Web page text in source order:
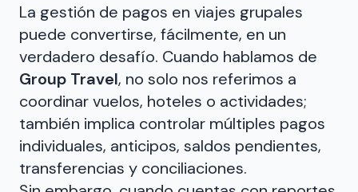
La gestión de pagos en viajes grupales
puede convertirse, fácilmente, en un
verdadero desafío. Cuando hablamos de
Group Travel, no solo nos referimos a
coordinar vuelos, hoteles o actividades;
también implica controlar múltiples pagos
individuales, anticipos, saldos pendientes,
transferencias y conciliaciones.